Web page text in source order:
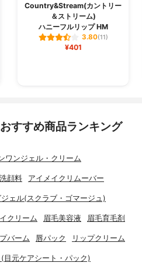
Country&Stream(カントリー
＆ストリーム)
ハニーフルリップ HM
3.80(11)
¥401
すすめ商品ランキング
ワンジェル・クリーム
洗顔料 アイメイクリムーバー
ェル(スクラブ・ゴマージュ)
クリーム 眉毛美容液 眉毛育毛剤
バーム 唇パック リップクリーム
目元ケアシート・パック)